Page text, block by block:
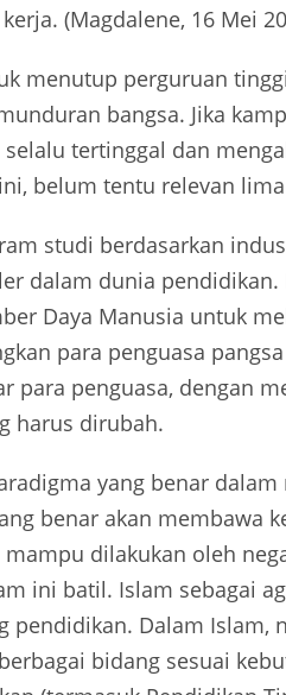
(Magdalene, 16 Mei
menutup perguruan
bangsa. Jika
selalu tertinggal dan
belum tentu relevan
studi berdasarkan
dalam dunia
Daya Manusia untuk
para penguasa
para penguasa, dengan
harus dirubah.
yang benar
benar akan membawa
dilakukan oleh
ini batil. Islam sebagai
pendidikan. Dalam
bidang sesuai